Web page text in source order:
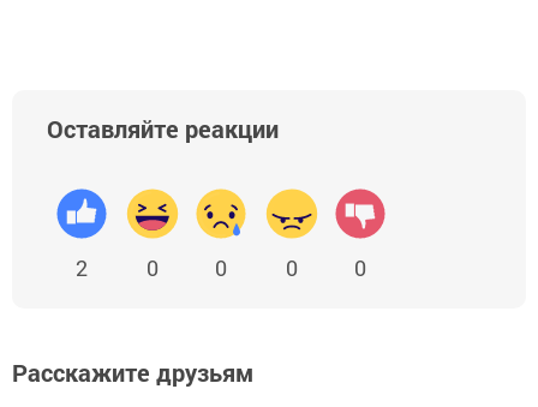
Оставляйте реакции
2 0 0 0 0
Расскажите друзьям